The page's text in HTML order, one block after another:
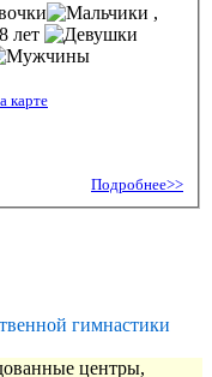
,
лет
карте
Подробнее>>
гимнастики
центры,